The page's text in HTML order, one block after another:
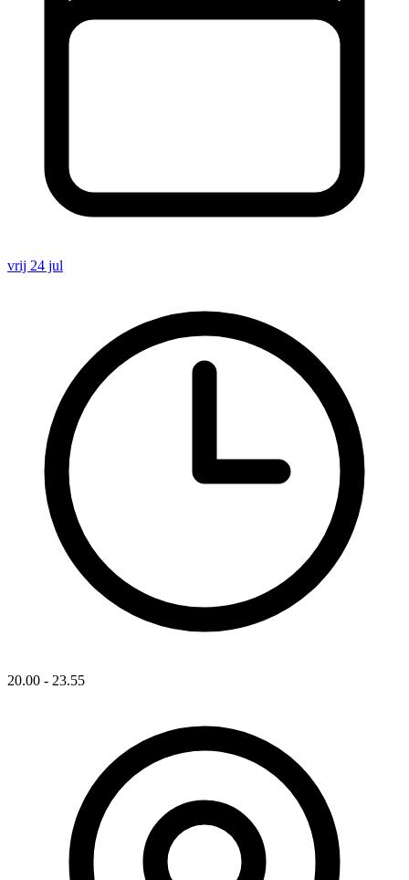
vrij 24 jul
20.00 - 23.55